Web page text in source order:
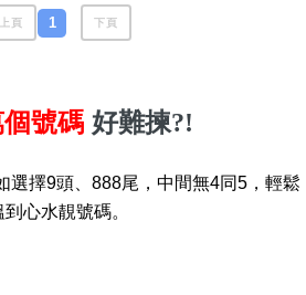
清除全部分類
上頁 1 下頁
號碼 好難揀?!
選擇9頭、888尾，中間無4同5，輕鬆
到心水靚號碼。